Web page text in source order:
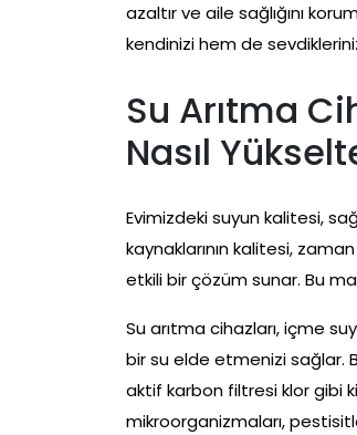
azaltır ve aile sağlığını
kendinizi hem de
Su Arıtma
Nasıl
Evimizdeki suyun kalitesi,
kaynaklarının kalitesi,
etkili bir çözüm sunar. Bu
Su arıtma cihazları, içme
bir su elde etmenizi sağlar.
aktif karbon filtresi klor gibi
mikroorganizmaları,